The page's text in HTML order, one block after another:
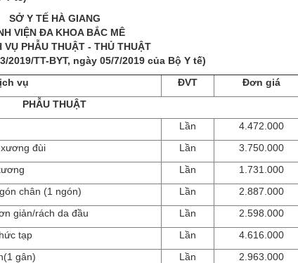
SỞ Y TẾ HÀ GIANG
VIỆN ĐA KHOA BẮC MÊ
VỤ PHẪU THUẬT - THỦ THUẬT
TT-BYT, ngày 05/7/2019 của Bộ Y tế)
vụ ĐVT
Đơn giá
PHẪU THUẬT
Lần
4.472.000
đùi Lần
3.750.000
Lần
1.731.000
chân (1 ngón) Lần
2.887.000
giản/rách da đầu Lần
2.598.000
tạp Lần
4.616.000
gân) Lần 2.963.000